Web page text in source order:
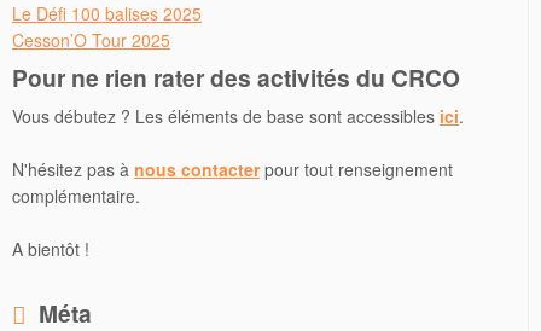
Le Défi 100 balises 2025
Cesson’O Tour 2025
Pour ne rien rater des activités du CRCO
Vous débutez ? Les éléments de base sont accessibles ici.
N'hésitez pas à nous contacterpour tout renseignement
complémentaire.
A bientôt !
Méta